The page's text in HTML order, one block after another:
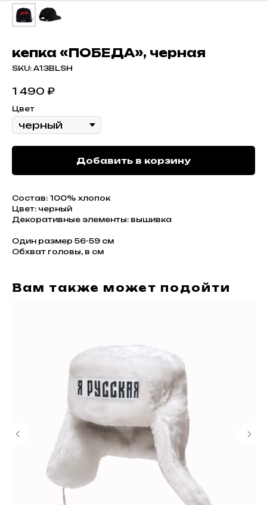
кепка «ПОБЕДА», черная
SKU: A13BLSH
1 490 ₽
Цвет
Добавить в корзину
Состав: 100% хлопок
Цвет: черный
Декоративные элементы: вышивка
Один размер 56-59 см
Обхват головы, в см
Вам также может подойти